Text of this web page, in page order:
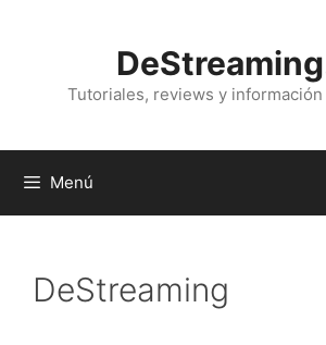
Tutoriales, reviews y
Menú
DeStreaming